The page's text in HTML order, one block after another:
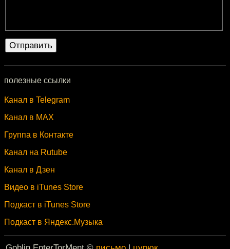
полезные ссылки
Канал в Telegram
Канал в MAX
Группа в Контакте
Канал на Rutube
Канал в Дзен
Видео в iTunes Store
Подкаст в iTunes Store
Подкаст в Яндекс.Музыка